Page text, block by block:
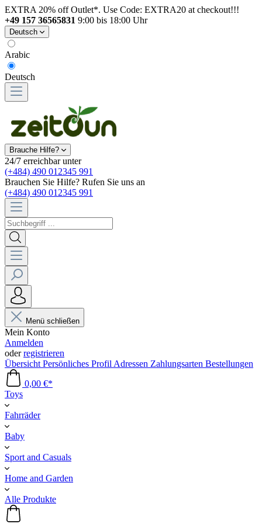
EXTRA 20% off Outlet*. Use Code: EXTRA20 at checkout!!!
+49 157 36565831 9:00 bis 18:00 Uhr
Deutsch
Arabic
Deutsch
Brauche Hilfe?
24/7 erreichbar unter
(+484) 490 012345 991
Brauchen Sie Hilfe? Rufen Sie uns an
(+484) 490 012345 991
Menü schließen
Mein Konto
Anmelden
oderregistrieren
Übersicht Persönliches Profil Adressen Zahlungsarten Bestellungen
0,00 €*
Toys
Fahrräder
Baby
Sport and Casuals
Home and Garden
Alle Produkte